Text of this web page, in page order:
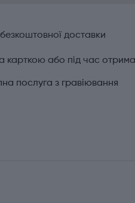
доставки
карткою або під час
послуга з гравіювання